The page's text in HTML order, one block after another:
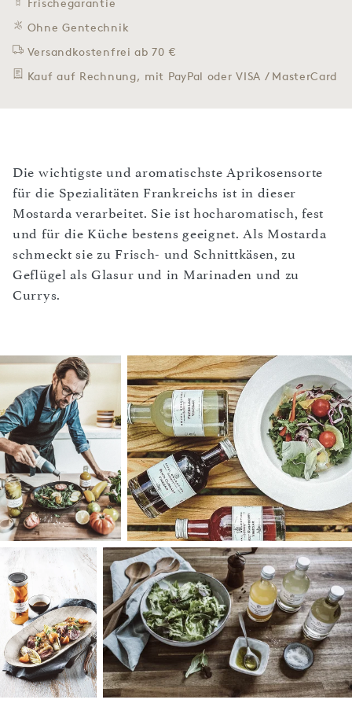
Frischegarantie
Ohne Gentechnik
Versandkostenfrei ab 70 €
Kauf auf Rechnung, mit PayPal oder VISA / MasterCard
Die wichtigste und aromatischste Aprikosensorte
für die Spezialitäten Frankreichs ist in dieser
Mostarda verarbeitet. Sie ist hocharomatisch, fest
und für die Küche bestens geeignet. Als Mostarda
schmeckt sie zu Frisch- und Schnittkäsen, zu
Geflügel als Glasur und in Marinaden und zu
Currys.